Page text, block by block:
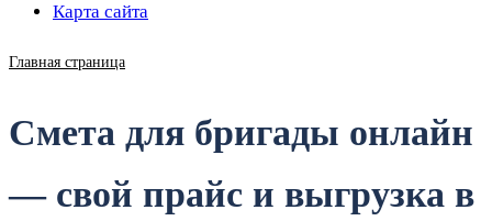
Карта сайта
Главная страница
Смета для бригады онлайн
— свой прайс и выгрузка в